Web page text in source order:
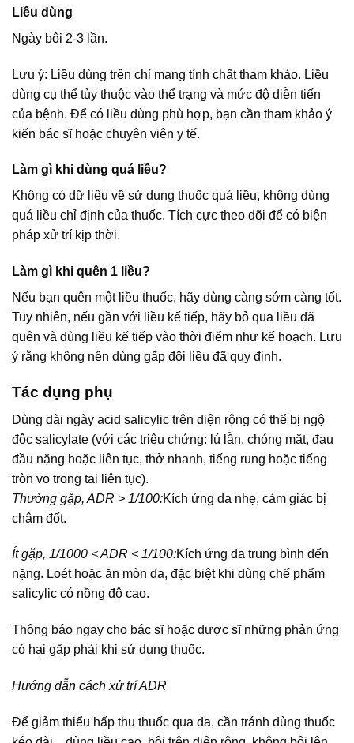
Liều dùng
Ngày bôi 2-3 lần.
Lưu ý: Liều dùng trên chỉ mang tính chất tham khảo. Liều
dùng cụ thể tùy thuộc vào thể trạng và mức độ diễn tiến
của bệnh. Để có liều dùng phù hợp, bạn cần tham khảo ý
kiến bác sĩ hoặc chuyên viên y tế.
Làm gì khi dùng quá liều?
Không có dữ liệu về sử dụng thuốc quá liều, không dùng
quá liều chỉ định của thuốc. Tích cực theo dõi để có biện
pháp xử trí kịp thời.
Làm gì khi quên 1 liều?
Nếu bạn quên một liều thuốc, hãy dùng càng sớm càng tốt.
Tuy nhiên, nếu gần với liều kế tiếp, hãy bỏ qua liều đã
quên và dùng liều kế tiếp vào thời điểm như kế hoạch. Lưu
ý rằng không nên dùng gấp đôi liều đã quy định.
Tác dụng phụ
Dùng dài ngày acid salicylic trên diện rộng có thể bị ngộ
độc salicylate (với các triệu chứng: lú lẫn, chóng mặt, đau
đầu nặng hoặc liên tục, thở nhanh, tiếng rung hoặc tiếng
tròn vo trong tai liên tục).
Thường gặp, ADR > 1/100:Kích ứng da nhẹ, cảm giác bị
châm đốt.
Ít gặp, 1/1000 < ADR < 1/100:Kích ứng da trung bình đến
nặng. Loét hoặc ăn mòn da, đặc biệt khi dùng chế phẩm
salicylic có nồng độ cao.
Thông báo ngay cho bác sĩ hoặc dược sĩ những phản ứng
có hại gặp phải khi sử dụng thuốc.
Hướng dẫn cách xử trí ADR
Để giảm thiểu hấp thu thuốc qua da, cần tránh dùng thuốc